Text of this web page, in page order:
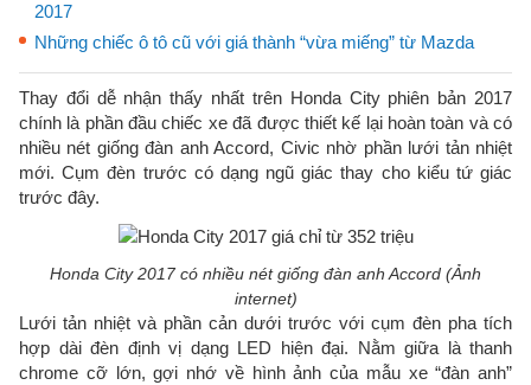
2017
Những chiếc ô tô cũ với giá thành “vừa miếng” từ Mazda
Thay đổi dễ nhận thấy nhất trên Honda City phiên bản 2017
chính là phần đầu chiếc xe đã được thiết kế lại hoàn toàn và có
nhiều nét giống đàn anh Accord, Civic nhờ phần lưới tản nhiệt
mới. Cụm đèn trước có dạng ngũ giác thay cho kiểu tứ giác
trước đây.
Honda City 2017 có nhiều nét giống đàn anh Accord (Ảnh
internet)
Lưới tản nhiệt và phần cản dưới trước với cụm đèn pha tích
hợp dài đèn định vị dạng LED hiện đại. Nằm giữa là thanh
chrome cỡ lớn, gợi nhớ về hình ảnh của mẫu xe “đàn anh”